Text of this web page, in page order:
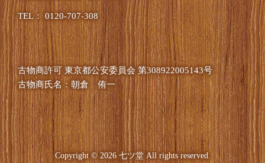
TEL：0120-707-308
古物商許可 東京都公安委員会 第308922005143号
古物商氏名：朝倉 侑一
Copyright © 2026 七ツ堂 All rights reserved.